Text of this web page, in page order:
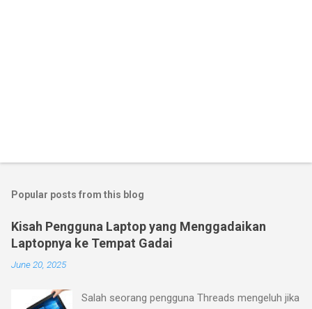
Popular posts from this blog
Kisah Pengguna Laptop yang Menggadaikan
Laptopnya ke Tempat Gadai
June 20, 2025
Salah seorang pengguna Threads mengeluh jika